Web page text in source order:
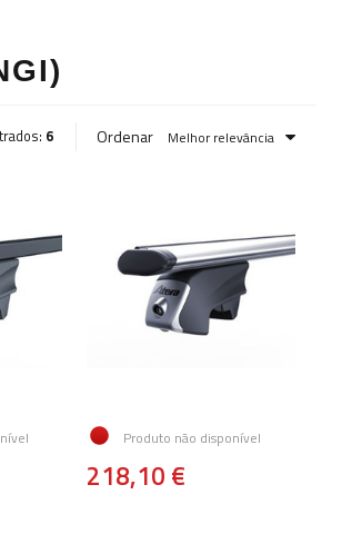
6 Ordenar Melhor relevância
Produto não disponível
218,10 €